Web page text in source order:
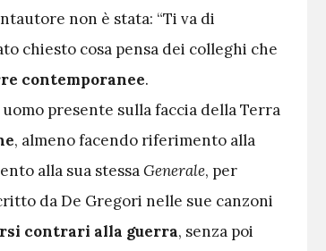
non è stata: “Ti va di
chiesto cosa pensa dei colleghi che
contemporanee.
presente sulla faccia della Terra
, almeno facendo riferimento alla
alla sua stessaGenerale, per
da De Gregori nelle sue canzoni
contrari alla guerra, senza poi